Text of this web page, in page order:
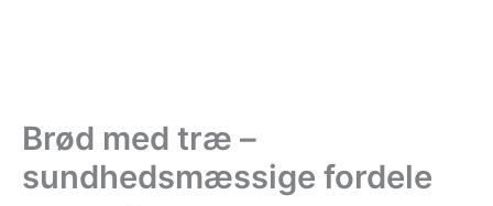
Brød med træ –
sundhedsmæssige fordele